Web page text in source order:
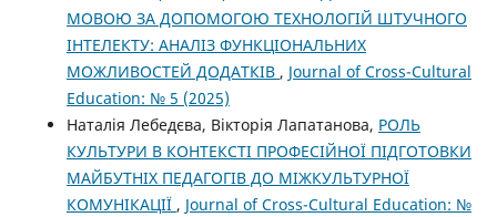
МОВОЮ ЗА ДОПОМОГОЮ ТЕХНОЛОГІЙ ШТУЧНОГО
ІНТЕЛЕКТУ: АНАЛІЗ ФУНКЦІОНАЛЬНИХ
МОЖЛИВОСТЕЙ ДОДАТКІВ , Journal of Cross-Cultural
Education: № 5 (2025)
Наталія Лебедєва, Вікторія Лапатанова, РОЛЬ
КУЛЬТУРИ В КОНТЕКСТІ ПРОФЕСІЙНОЇ ПІДГОТОВКИ
МАЙБУТНІХ ПЕДАГОГІВ ДО МІЖКУЛЬТУРНОЇ
КОМУНІКАЦІЇ , Journal of Cross-Cultural Education: №